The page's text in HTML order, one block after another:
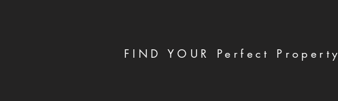
FIND YOUR Perfect Property